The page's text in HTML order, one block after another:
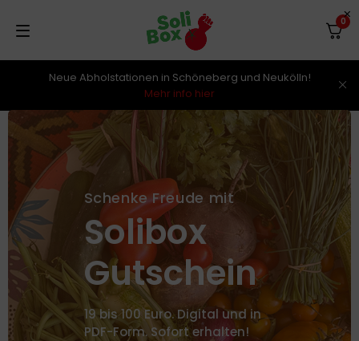
Neue Abholstationen in Schöneberg und Neukölln!
Mehr info hier
0
Schenke Freude mit
Solibox
Gutschein
19 bis 100 Euro. Digital und in
PDF-Form. Sofort erhalten!